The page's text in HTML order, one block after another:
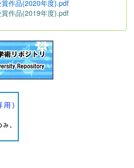
作品(2020年度).pdf
作品(2019年度).pdf